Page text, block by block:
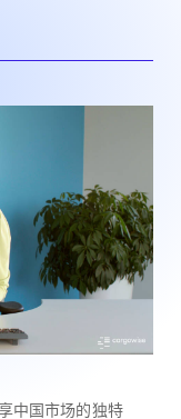
中国市场的独特